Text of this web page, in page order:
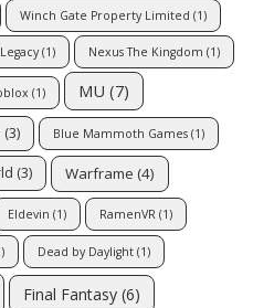
Winch Gate Property Limited (1)
(1) Nexus The Kingdom (1)
(1) MU (7)
(3) Blue Mammoth Games (1)
(3) Warframe (4)
Eldevin (1) RamenVR (1)
Dead by Daylight (1)
Final Fantasy (6)